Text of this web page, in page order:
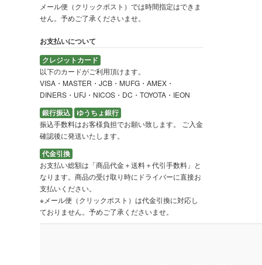
メール便（クリックポスト）では時間指定はできま
せん。予めご了承くださいませ。
お支払いについて
クレジットカード
以下のカードがご利用頂けます。
VISA・MASTER・JCB・MUFG・AMEX・
DINERS・UFJ・NICOS・DC・TOYOTA・IEON
銀行振込
ゆうちょ銀行
振込手数料はお客様負担でお願い致します。 ご入金
確認後に発送いたします。
代金引換
お支払い総額は「商品代金＋送料＋代引手数料」と
なります。商品の受け取り時にドライバーに直接お
支払いください。
※メール便（クリックポスト）は代金引換に対応し
ておりません。予めご了承くださいませ。